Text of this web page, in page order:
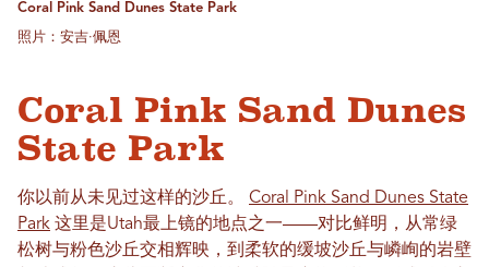
Coral Pink Sand Dunes State Park
照片：安吉·佩恩
Coral Pink Sand Dunes
State Park
你以前从未见过这样的沙丘。 Coral Pink Sand Dunes State
Park 这里是Utah最上镜的地点之一——对比鲜明，从常绿
松树与粉色沙丘交相辉映，到柔软的缓坡沙丘与嶙峋的岩壁